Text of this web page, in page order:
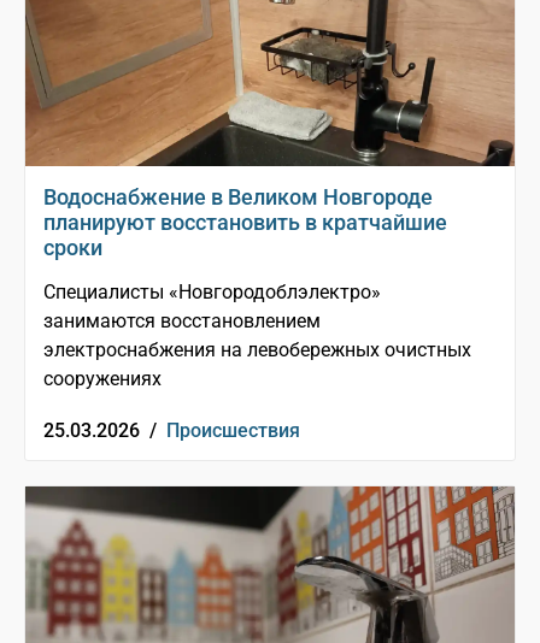
Водоснабжение в Великом Новгороде
планируют восстановить в кратчайшие
сроки
Специалисты «Новгородоблэлектро»
занимаются восстановлением
электроснабжения на левобережных очистных
сооружениях
25.03.2026 / Происшествия